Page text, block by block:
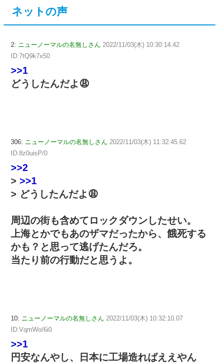
ネットの声
2: ニューノーマルの名無しさん 2022/11/03(木) 10:30:14.42
ID:7tQ9k7x50
>>1
どうしたんだよ😩
306: ニューノーマルの名無しさん 2022/11/03(木) 11:32:45.62
ID:8z0uisP/0
>>2
> >>1
> どうしたんだよ😩
周辺の街も含めてロックダウンしたせい。
上海とかでもあのザマだったから、餓死する
かも？と思って逃げたんだろ。
当たり前の行動だと思うよ。
10: ニューノーマルの名無しさん 2022/11/03(木) 10:32:10.07
ID:VqmWo/6i0
>>1
円安なんやし、日本に工場造ればええやん